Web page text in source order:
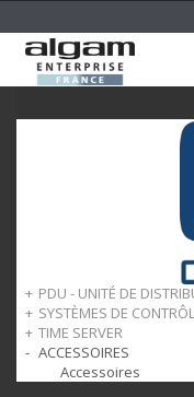
PDU - UNITÉ DE
PDU - Unité de
SYSTÈMES DE
Systèmes de
TIME SERVER
Time server
ACCESSOIRES
Accessoires